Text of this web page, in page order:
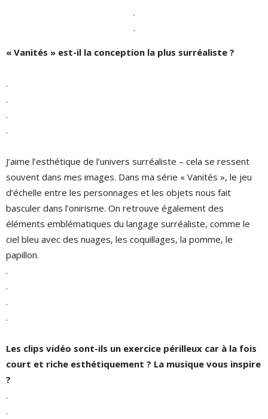
.
.
« Vanités » est-il la conception la plus surréaliste ?
.
.
.
.
J’aime l’esthétique de l’univers surréaliste – cela se ressent
souvent dans mes images. Dans ma série « Vanités », le jeu
d’échelle entre les personnages et les objets nous fait
basculer dans l’onirisme. On retrouve également des
éléments emblématiques du langage surréaliste, comme le
ciel bleu avec des nuages, les coquillages, la pomme, le
papillon.
.
.
.
.
Les clips vidéo sont-ils un exercice périlleux car à la fois
court et riche esthétiquement ? La musique vous inspire
?
.
.